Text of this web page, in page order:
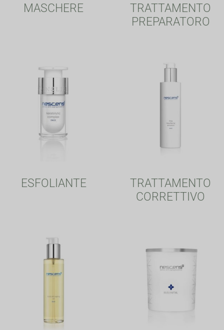
MASCHERE
TRATTAMENTO
PREPARATORO
ESFOLIANTE
TRATTAMENTO
CORRETTIVO